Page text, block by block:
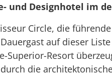
und Designhotel im
Circle, die
auf dieser
Superior-Resort
die